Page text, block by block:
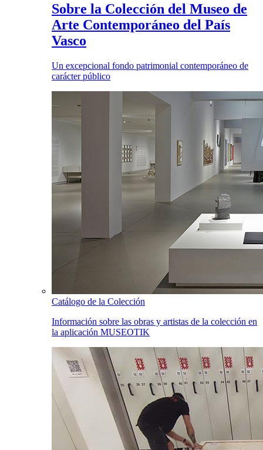
Sobre la Colección del Museo de
Arte Contemporáneo del País
Vasco
Un excepcional fondo patrimonial contemporáneo de
carácter público
Catálogo de la Colección
Información sobre las obras y artistas de la colección en
la aplicación MUSEOTIK